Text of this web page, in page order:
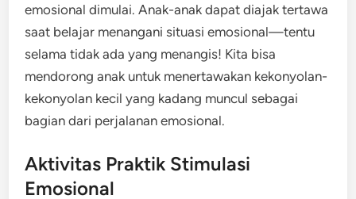
emosional dimulai. Anak-anak dapat diajak tertawa
saat belajar menangani situasi emosional—tentu
selama tidak ada yang menangis! Kita bisa
mendorong anak untuk menertawakan kekonyolan-
kekonyolan kecil yang kadang muncul sebagai
bagian dari perjalanan emosional.
Aktivitas Praktik Stimulasi
Emosional